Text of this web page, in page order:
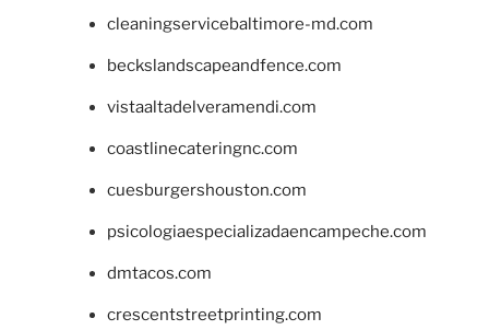
cleaningservicebaltimore-md.com
beckslandscapeandfence.com
vistaaltadelveramendi.com
coastlinecateringnc.com
cuesburgershouston.com
psicologiaespecializadaencampeche.com
dmtacos.com
crescentstreetprinting.com